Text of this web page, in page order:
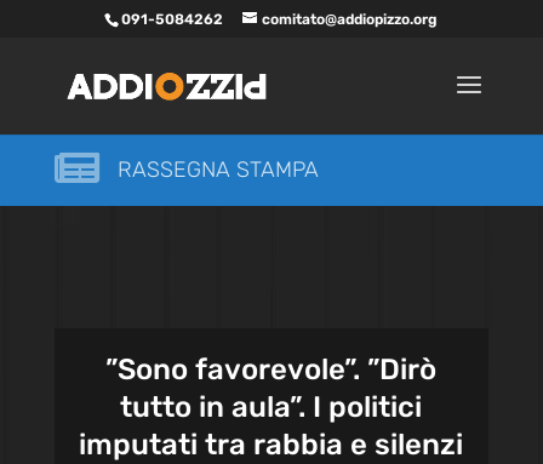
091-5084262 comitato@addiopizzo.org
 RASSEGNA STAMPA
”Sono favorevole”. ”Dirò
tutto in aula”. I politici
imputati tra rabbia e silenzi